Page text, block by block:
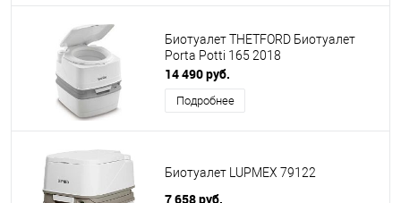
Биотуалет THETFORD Биотуалет
Porta Potti 165 2018
14 490 руб.
Подробнее
Биотуалет LUPMEX 79122
7 658 руб.